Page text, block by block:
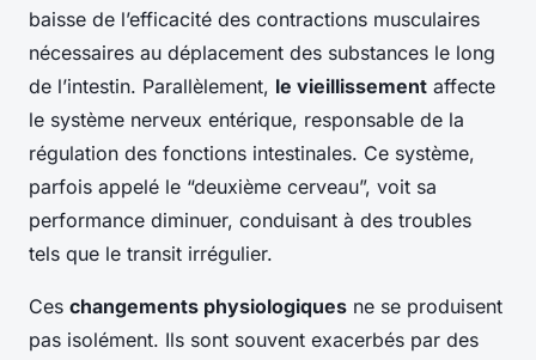
baisse de l’efficacité des contractions musculaires
nécessaires au déplacement des substances le long
de l’intestin. Parallèlement, le vieillissement affecte
le système nerveux entérique, responsable de la
régulation des fonctions intestinales. Ce système,
parfois appelé le “deuxième cerveau”, voit sa
performance diminuer, conduisant à des troubles
tels que le transit irrégulier.
Ces changements physiologiques ne se produisent
pas isolément. Ils sont souvent exacerbés par des